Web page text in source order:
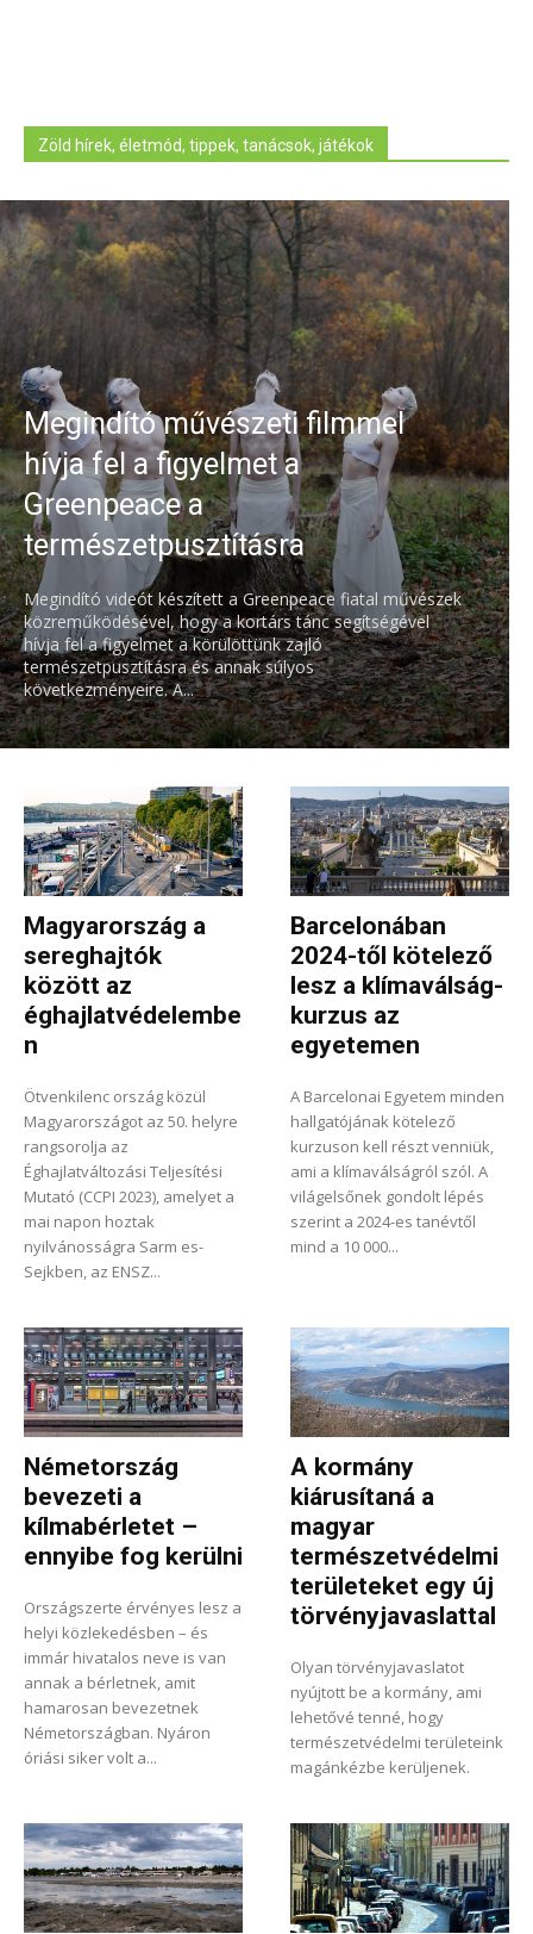
Zöld hírek, életmód, tippek, tanácsok, játékok
Megindító művészeti filmmel
hívja fel a figyelmet a
Greenpeace a
természetpusztításra
Megindító videót készített a Greenpeace fiatal művészek
közreműködésével, hogy a kortárs tánc segítségével
hívja fel a figyelmet a körülöttünk zajló
természetpusztításra és annak súlyos
következményeire. A...
Magyarország a
sereghajtók
között az
éghajlatvédelembe
n
Ötvenkilenc ország közül
Magyarországot az 50. helyre
rangsorolja az
Éghajlatváltozási Teljesítési
Mutató (CCPI 2023), amelyet a
mai napon hoztak
nyilvánosságra Sarm es-
Sejkben, az ENSZ...
Barcelonában
2024-től kötelező
lesz a klímaválság-
kurzus az
egyetemen
A Barcelonai Egyetem minden
hallgatójának kötelező
kurzuson kell részt venniük,
ami a klímaválságról szól. A
világelsőnek gondolt lépés
szerint a 2024-es tanévtől
mind a 10 000...
Németország
bevezeti a
kílmabérletet –
ennyibe fog kerülni
Országszerte érvényes lesz a
helyi közlekedésben – és
immár hivatalos neve is van
annak a bérletnek, amit
hamarosan bevezetnek
Németországban. Nyáron
óriási siker volt a...
A kormány
kiárusítaná a
magyar
természetvédelmi
területeket egy új
törvényjavaslattal
Olyan törvényjavaslatot
nyújtott be a kormány, ami
lehetővé tenné, hogy
természetvédelmi területeink
magánkézbe kerüljenek.